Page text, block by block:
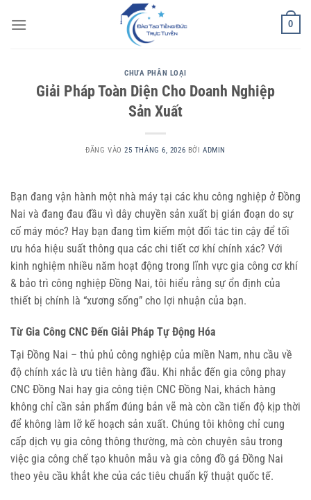
qua
0
CHƯA PHÂN LOẠI
Giải Pháp Toàn Diện Cho Doanh Nghiệp
Sản Xuất
ĐĂNG VÀO25 THÁNG 6, 2026 BỞI ADMIN
Bạn đang vận hành một nhà máy tại các khu công nghiệp ở Đồng
Nai và đang đau đầu vì dây chuyền sản xuất bị gián đoạn do sự
cố máy móc? Hay bạn đang tìm kiếm một đối tác tin cậy để tối
ưu hóa hiệu suất thông qua các chi tiết cơ khí chính xác? Với
kinh nghiệm nhiều năm hoạt động trong lĩnh vực gia công cơ khí
& bảo trì công nghiệp Đồng Nai, tôi hiểu rằng sự ổn định của
thiết bị chính là “xương sống” cho lợi nhuận của bạn.
Từ Gia Công CNC Đến Giải Pháp Tự Động Hóa
Tại Đồng Nai – thủ phủ công nghiệp của miền Nam, nhu cầu về
độ chính xác là ưu tiên hàng đầu. Khi nhắc đến gia công phay
CNC Đồng Nai hay gia công tiện CNC Đồng Nai, khách hàng
không chỉ cần sản phẩm đúng bản vẽ mà còn cần tiến độ kịp thời
để không làm lỡ kế hoạch sản xuất. Chúng tôi không chỉ cung
cấp dịch vụ gia công thông thường, mà còn chuyên sâu trong
việc gia công chế tạo khuôn mẫu và gia công đồ gá Đồng Nai
theo yêu cầu khắt khe của các tiêu chuẩn kỹ thuật quốc tế.